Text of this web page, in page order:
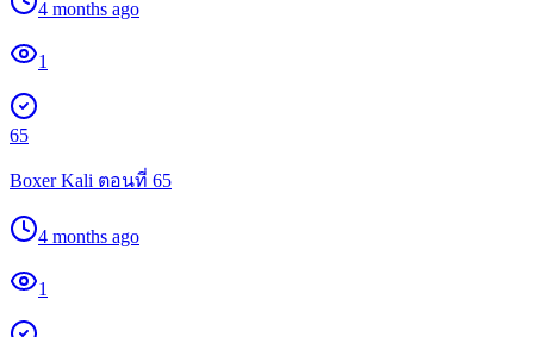
4 months ago
1
65
Boxer Kali ตอนที่ 65
4 months ago
1